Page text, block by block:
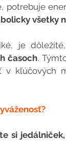
všetky
je
časoch.
v kľúčových
si